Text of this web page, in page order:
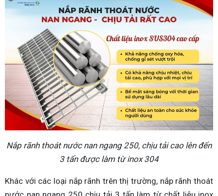
Nắp rãnh thoát nước nan ngang 250, chịu tải cao lên đến
3 tấn được làm từ inox 304
Khác với các loại nắp rãnh trên thị trường, nắp rãnh thoát